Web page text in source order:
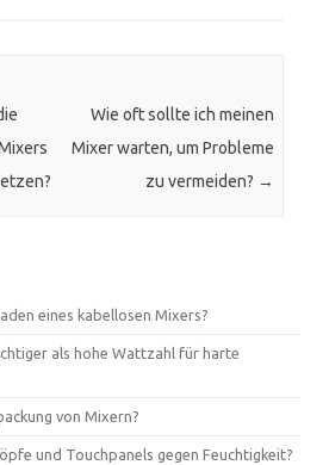
Wie oft sollte ich meinen
Mixer warten, um Probleme
zu vermeiden? →
eines kabellosen Mixers?
als hohe Wattzahl für harte
von Mixern?
und Touchpanels gegen Feuchtigkeit?